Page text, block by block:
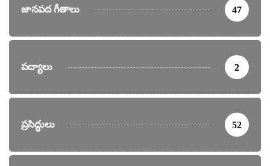
జానపద గీతాలు 47
పద్యాలు 2
ప్రసిద్ధులు 52